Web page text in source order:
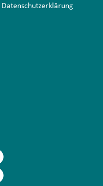
Datenschutz­erklärung